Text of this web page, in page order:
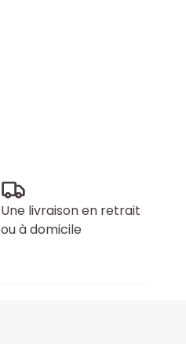
Une livraison en retrait
ou à domicile